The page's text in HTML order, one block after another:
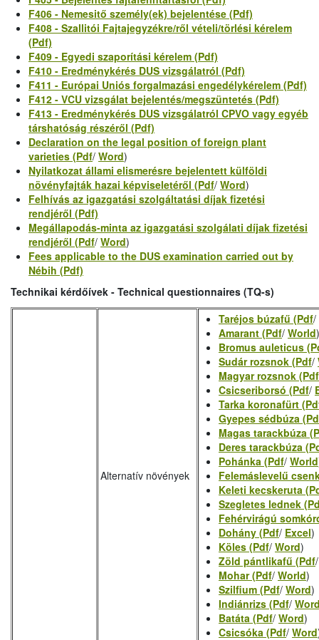
F406 - Nemesitő személy(ek) bejelentése (Pdf)
F408 - Szallitói Fajtajegyzékre/ről vételi/törlési kérelem
(Pdf)
F409 - Egyedi szaporítási kérelem (Pdf)
F410 - Eredménykérés DUS vizsgálatról (Pdf)
F411 - Európai Uniós forgalmazási engedélykérelem (Pdf)
F412 - VCU vizsgálat bejelentés/megszüntetés (Pdf)
F413 - Eredménykérés DUS vizsgálatról CPVO vagy egyéb
társhatóság részéről (Pdf)
Declaration on the legal position of foreign plant
varieties (Pdf/ Word)
Nyilatkozat állami elismerésre bejelentett külföldi
növényfajták hazai képviseletéről (Pdf/ Word)
Felhívás az igazgatási szolgáltatási díjak fizetési
rendjéről (Pdf)
Megállapodás-minta az igazgatási szolgálati díjak fizetési
rendjéről (Pdf/ Word)
Fees applicable to the DUS examination carried out by
Nébih (Pdf)
Technikai kérdőívek - Technical questionnaires (TQ-s)
Alternatív növények
Taréjos búzafű (Pdf/
Amarant (Pdf/ World)
Bromus auleticus
Sudár rozsnok (Pdf/
Magyar rozsnok (Pdf
Csicseriborsó (Pdf/
Tarka koronafürt
Gyepes sédbúza
Magas tarackbúza
Deres tarackbúza
Pohánka (Pdf/ World
Felemáslevelű
Keleti kecskeruta
Szegletes lednek
Fehérvirágú
Dohány (Pdf/ Excel)
Köles (Pdf/ Word)
Zöld pántlikafű (Pdf
Mohar (Pdf/ World)
Szilfium (Pdf/ Word)
Indiánrizs (Pdf/
Batáta (Pdf/ Word)
Csicsóka (Pdf/ Word